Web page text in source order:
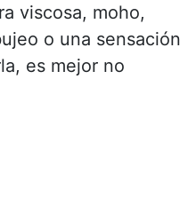
viscosa, moho,
o una sensación
es mejor no